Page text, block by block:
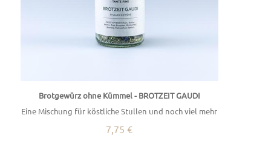
Brotgewürz ohne Kümmel - BROTZEIT GAUDI
Eine Mischung für köstliche Stullen und noch viel mehr
7,75 €